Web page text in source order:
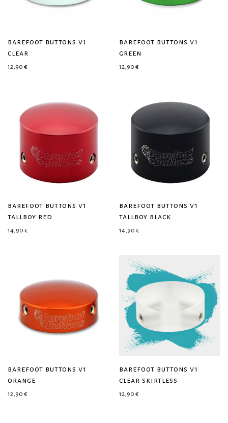
barefoot buttons v1
clear
12,90 €
barefoot buttons v1
green
12,90 €
barefoot buttons v1
tallboy red
14,90 €
barefoot buttons v1
tallboy black
14,90 €
barefoot buttons v1
orange
12,90 €
barefoot buttons v1
clear skirtless
12,90 €